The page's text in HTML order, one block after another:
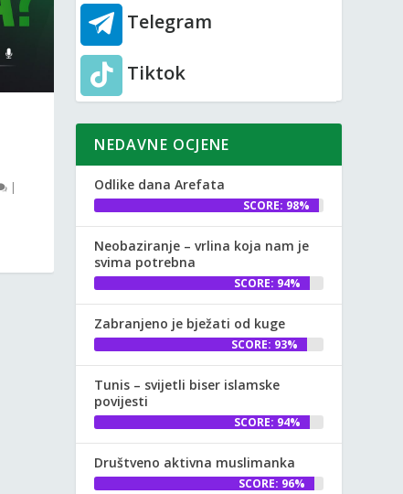
|
Telegram
Tiktok
NEDAVNE OCJENE
Odlike dana Arefata
SCORE: 98%
Neobaziranje – vrlina koja nam je
svima potrebna
SCORE: 94%
Zabranjeno je bježati od kuge
SCORE: 93%
Tunis – svijetli biser islamske
povijesti
SCORE: 94%
Društveno aktivna muslimanka
SCORE: 96%